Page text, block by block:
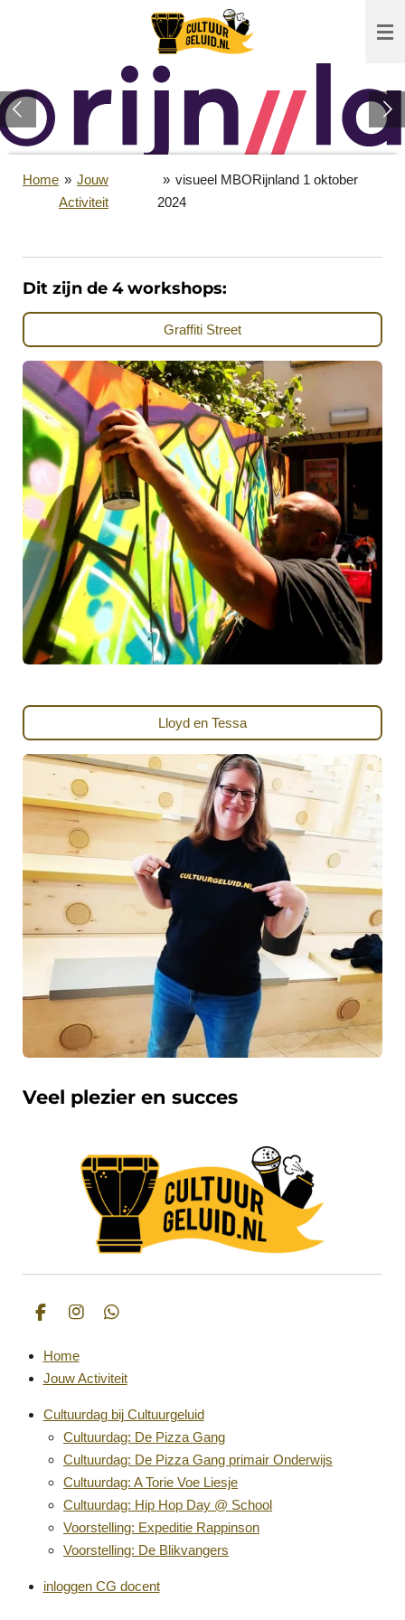
de
hoofdinhoud
Home » Jouw
Activiteit
» visueel MBORijnland 1 oktober
2024
Dit zijn de 4 workshops:
Graffiti Street
Lloyd en Tessa
Veel plezier en succes
F
c
b
o
I
s
a
r
a
W
s
p
p
Home
Jouw Activiteit
Cultuurdag bij Cultuurgeluid
Cultuurdag: De Pizza Gang
Cultuurdag: De Pizza Gang primair Onderwijs
Cultuurdag: A Torie Voe Liesje
Cultuurdag: Hip Hop Day @ School
Voorstelling: Expeditie Rappinson
Voorstelling: De Blikvangers
inloggen CG docent